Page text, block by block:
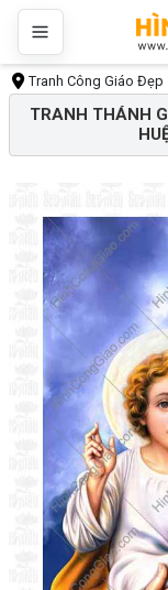
Tranh Công Giáo Đẹp
TRANH THÁNH